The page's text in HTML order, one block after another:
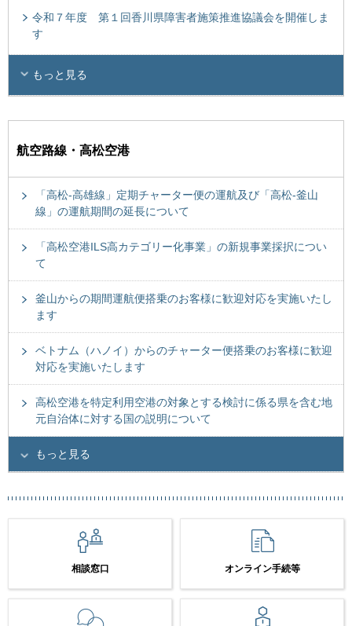
令和７年度 第１回香川県障害者施策推進協議会を開催しま
す
もっと見る
航空路線・高松空港
「高松-高雄線」定期チャーター便の運航及び「高松-釜山
線」の運航期間の延長について
「高松空港ILS高カテゴリー化事業」の新規事業採択につい
て
釜山からの期間運航便搭乗のお客様に歓迎対応を実施いたし
ます
ベトナム（ハノイ）からのチャーター便搭乗のお客様に歓迎
対応を実施いたします
高松空港を特定利用空港の対象とする検討に係る県を含む地
元自治体に対する国の説明について
もっと見る
相談窓口 オンライン手続等